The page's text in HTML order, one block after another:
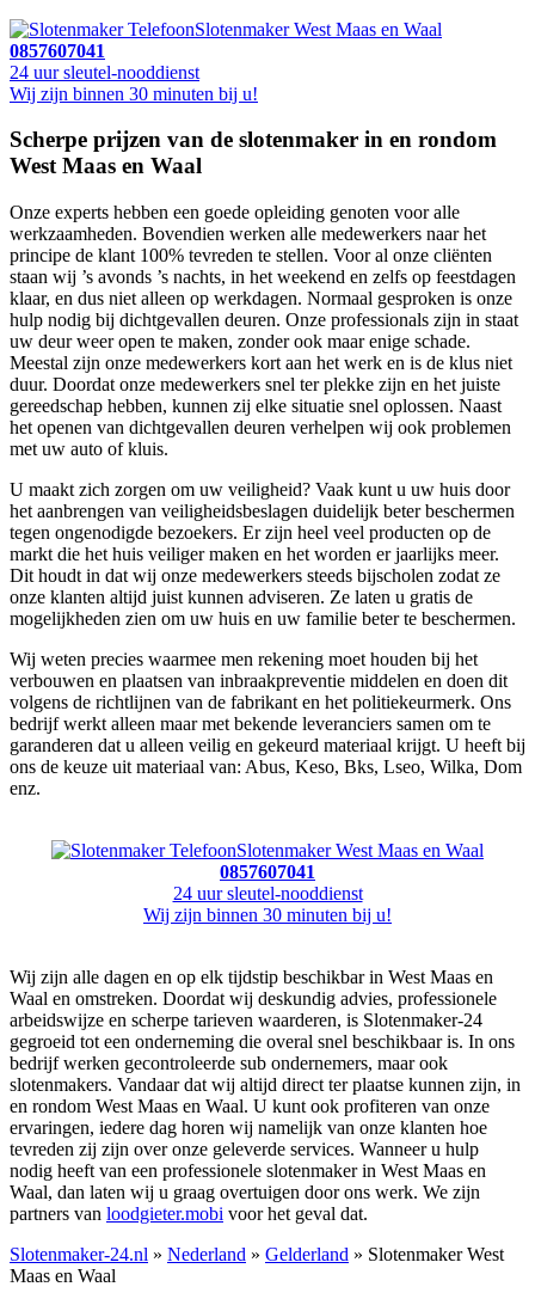
Slotenmaker West Maas en Waal
0857607041
24 uur sleutel-nooddienst
Wij zijn binnen 30 minuten bij u!
Scherpe prijzen van de slotenmaker in en rondom
West Maas en Waal
Onze experts hebben een goede opleiding genoten voor alle
werkzaamheden. Bovendien werken alle medewerkers naar het
principe de klant 100% tevreden te stellen. Voor al onze cliënten
staan wij ’s avonds ’s nachts, in het weekend en zelfs op feestdagen
klaar, en dus niet alleen op werkdagen. Normaal gesproken is onze
hulp nodig bij dichtgevallen deuren. Onze professionals zijn in staat
uw deur weer open te maken, zonder ook maar enige schade.
Meestal zijn onze medewerkers kort aan het werk en is de klus niet
duur. Doordat onze medewerkers snel ter plekke zijn en het juiste
gereedschap hebben, kunnen zij elke situatie snel oplossen. Naast
het openen van dichtgevallen deuren verhelpen wij ook problemen
met uw auto of kluis.
U maakt zich zorgen om uw veiligheid? Vaak kunt u uw huis door
het aanbrengen van veiligheidsbeslagen duidelijk beter beschermen
tegen ongenodigde bezoekers. Er zijn heel veel producten op de
markt die het huis veiliger maken en het worden er jaarlijks meer.
Dit houdt in dat wij onze medewerkers steeds bijscholen zodat ze
onze klanten altijd juist kunnen adviseren. Ze laten u gratis de
mogelijkheden zien om uw huis en uw familie beter te beschermen.
Wij weten precies waarmee men rekening moet houden bij het
verbouwen en plaatsen van inbraakpreventie middelen en doen dit
volgens de richtlijnen van de fabrikant en het politiekeurmerk. Ons
bedrijf werkt alleen maar met bekende leveranciers samen om te
garanderen dat u alleen veilig en gekeurd materiaal krijgt. U heeft bij
ons de keuze uit materiaal van: Abus, Keso, Bks, Lseo, Wilka, Dom
enz.
Slotenmaker West Maas en Waal
0857607041
24 uur sleutel-nooddienst
Wij zijn binnen 30 minuten bij u!
Wij zijn alle dagen en op elk tijdstip beschikbar in West Maas en
Waal en omstreken. Doordat wij deskundig advies, professionele
arbeidswijze en scherpe tarieven waarderen, is Slotenmaker-24
gegroeid tot een onderneming die overal snel beschikbaar is. In ons
bedrijf werken gecontroleerde sub ondernemers, maar ook
slotenmakers. Vandaar dat wij altijd direct ter plaatse kunnen zijn, in
en rondom West Maas en Waal. U kunt ook profiteren van onze
ervaringen, iedere dag horen wij namelijk van onze klanten hoe
tevreden zij zijn over onze geleverde services. Wanneer u hulp
nodig heeft van een professionele slotenmaker in West Maas en
Waal, dan laten wij u graag overtuigen door ons werk. We zijn
partners van loodgieter.mobi voor het geval dat.
Slotenmaker-24.nl » Nederland » Gelderland » Slotenmaker West
Maas en Waal